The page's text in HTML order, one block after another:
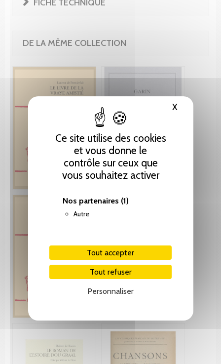
Ce site utilise des cookies
et vous donne le
contrôle sur ceux que
vous souhaitez activer
Nos partenaires (1)
Autre
Tout accepter
Tout refuser
Personnaliser
XMasquer
FICHE TECHNIQUE
DE LA MÊME COLLECTION